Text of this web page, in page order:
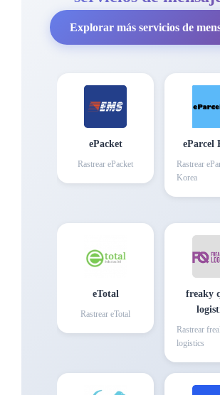
Explorar más servicios de
ePacket
Rastrear ePacket
eParcel
Rastrear
Korea
eTotal
Rastrear eTotal
freaky
Rastrear
logistics